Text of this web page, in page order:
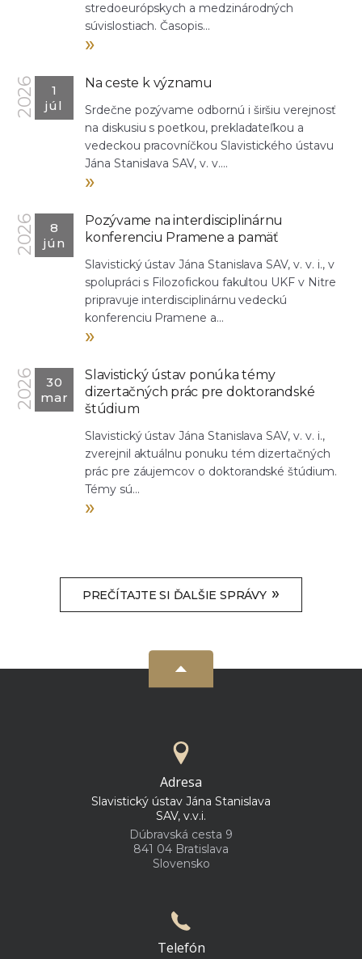
stredoeurópskych a medzinárodných
súvislostiach. Časopis...
»
2026
1
júl
Na ceste k významu
Srdečne pozývame odbornú i širšiu verejnosť
na diskusiu s poetkou, prekladateľkou a
vedeckou pracovníčkou Slavistického ústavu
Jána Stanislava SAV, v. v....
»
2026
8
jún
Pozývame na interdisciplinárnu
konferenciu Pramene a pamäť
Slavistický ústav Jána Stanislava SAV, v. v. i., v
spolupráci s Filozofickou fakultou UKF v Nitre
pripravuje interdisciplinárnu vedeckú
konferenciu Pramene a...
»
2026
30
mar
Slavistický ústav ponúka témy
dizertačných prác pre doktorandské
štúdium
Slavistický ústav Jána Stanislava SAV, v. v. i.,
zverejnil aktuálnu ponuku tém dizertačných
prác pre záujemcov o doktorandské štúdium.
Témy sú...
»
PREČÍTAJTE SI ĎALŠIE SPRÁVY »
Adresa
Slavistický ústav Jána Stanislava
SAV, v.v.i.
Dúbravská cesta 9
841 04 Bratislava
Slovensko
Telefón